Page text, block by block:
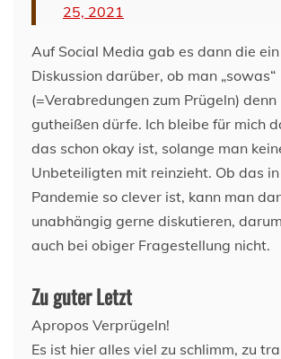
25, 2021
Auf Social Media gab es dann die
Diskussion darüber, ob man „sowas“
(=Verabredungen zum Prügeln)
gutheißen dürfe. Ich bleibe für mich
das schon okay ist, solange man
Unbeteiligten mit reinzieht. Ob das
Pandemie so clever ist, kann man
unabhängig gerne diskutieren,
auch bei obiger Fragestellung nicht.
Zu guter Letzt
Apropos Verprügeln!
Es ist hier alles viel zu schlimm, zu